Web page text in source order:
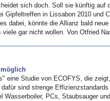
sich doch. Soll sie künftig auf
Gipfeltreffen in Lissabon 2010 und
dabei, könnte die Allianz bald neue
gar nicht wollen. Von Otfried
möglich
eine Studie von ECOFYS, die
sind strenge Effizienzstandards
Wasserboiler, PCs, Staubsauger und